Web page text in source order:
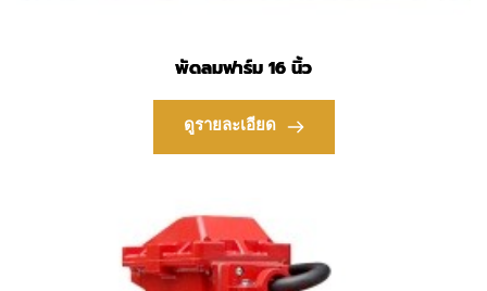
พัดลมฟาร์ม 16 นิ้ว
ดูรายละเอียด